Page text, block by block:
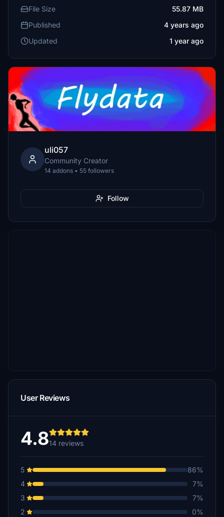
File Size
55.87 MB
Published
4 years ago
Updated
1 year ago
uli057
Community Creator
14 addons • 55 followers
Follow
User Reviews
4.814 reviews
5
86%
4
7%
3
7%
2
0%